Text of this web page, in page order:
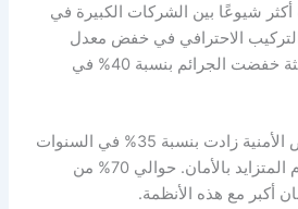
شيوعًا بين الشركات الكبيرة في
الاحترافي في خفض معدل
الجريمة. الكاميرات الحديثة خفضت الجرائم بنسبة 40% في
تركيب الكاميرات للأغراض الأمنية زادت بنسبة 35% في السنوات
الأخيرة. هذا يظهر الاهتمام المتزايد بالأمان. حوالي 70% من
أكبر مع هذه الأنظمة.